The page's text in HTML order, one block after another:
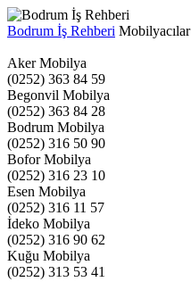
Bodrum İş Rehberi Mobilyacılar
Aker Mobilya
(0252) 363 84 59
Begonvil Mobilya
(0252) 363 84 28
Bodrum Mobilya
(0252) 316 50 90
Bofor Mobilya
(0252) 316 23 10
Esen Mobilya
(0252) 316 11 57
İdeko Mobilya
(0252) 316 90 62
Kuğu Mobilya
(0252) 313 53 41